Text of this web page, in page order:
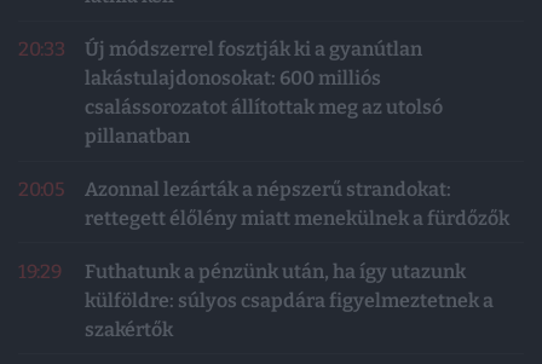
20:33
Új módszerrel fosztják ki a gyanútlan
lakástulajdonosokat: 600 milliós
csalássorozatot állítottak meg az utolsó
pillanatban
20:05
Azonnal lezárták a népszerű strandokat:
rettegett élőlény miatt menekülnek a fürdőzők
19:29
Futhatunk a pénzünk után, ha így utazunk
külföldre: súlyos csapdára figyelmeztetnek a
szakértők